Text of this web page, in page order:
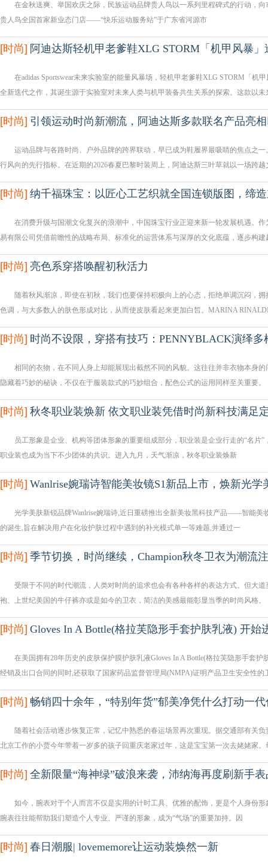
在金秋送爽、举国欢庆之际，民族运动品牌贵人鸟以一系列里程碑式的行动，向
贵人鸟全国首家新业态门店——“快乐运动服务站”于广东省河源市
[时尚] 阿迪达斯轻机甲老爹鞋XLG STORM「机甲风暴
在adidas Sportswear未来实验室的能量风暴场，轻机甲老爹鞋XLG STORM「机
全新迭代之作，其诞生源于实验室对未来人类与机甲装备共生关系的探索。这款以未
[时尚] 引领运动时尚新潮流，阿迪达斯多款联名产品亮
运动品牌与各路时尚、户外品牌的跨界联动，早已成为鞋履界最吸睛的焦点之一
行风向的先行指标。在近期的2026春夏巴黎时装周上，阿迪达斯三叶草就以一场跨越
[时尚] 纳千福珠宝：以匠心工艺织就全国连锁版图，缔
在消费升级与国潮文化复兴的浪潮中，中国珠宝行业正迎来新一轮发展机遇。作
易有限公司凭借前瞻性的战略布局、标准化的运营体系与深厚的文化底蕴，逐步构建
[时尚] 亮色系穿搭唤醒初秋活力
随着秋风渐凉，即使在初秋，我们也要保持积极向上的心态，拒绝单调沉闷，
色调，与大多数人的肤色形成对比，从而使皮肤看起来更加白皙。MARINA
[时尚] 时尚不设限，穿搭有技巧：PENNYBLACK演绎多
相同的衣物，在不同人身上却能展现出截然不同的风貌。这往往并非衣物本身的
隐藏着巧妙的秘诀，不仅在于服装款式的巧妙组合，配色公式的运用同样至关重
[时尚] 秋冬职业装焕新 依文职业装凭借时尚新科技满足
员工形象是企业、机构等团体形象的重要组成部分，职业装是企业行走的“名片”
职业装也成为当下不少团体的共识。进入九月，天气渐凉，秋冬职业装焕新
[时尚] Wanlrise婉瑞诗智能美妆镜S1新品上市，焕新光学
光学美肤新锐品牌Wanlrise婉瑞诗,近日重磅推出全新美妆黑科技产品——智能美
的诞生,旨在解决用户在化妆护肤过程中遇到的补光模式单一等难题,并通过一
[时尚] 季节切换，时尚继续，Champion秋冬卫衣为潮流
受限于不同的时代潮流，人类对时尚的追求也会有各种各样的表达方式。但大道
袍、上世纪美国的牛仔裤亦或是如今的卫衣，简洁的美感最能彰显当季的时尚风
[时尚] Gloves In A Bottle(格拉芙隐形手套护肤乳液) 开始
在美国拥有28年历史的皮肤保护膜护肤乳液Gloves In A Bottle(格拉芙隐形手套护
经销及出口合同的同时,还获取了国家药品监督管理局(NMPA)证明产品卫生安全性的
[时尚] 畅销四十余年，“特别年货”郁美净凭什么打动一
随着社会活动逐步恢复正常，记忆中熟悉的春运场景再次重现。据交通部有关负
北京工作的小贾今年带着一岁多的孩子回重庆老家过年，这是宝宝第一次去姥姥家。
[时尚] 全新限量“海神绿”破浪来袭，沛纳海再度刷新手
如今，腕表对于个人而言不仅是实用的计时工具、优雅的配饰，更是个人身份形
腕表往往能帮助我们塑造个人专业、严谨的形象，成为“气场”的重要加持。因
[时尚] 春日潮服| lovememore让运动装焕然一新